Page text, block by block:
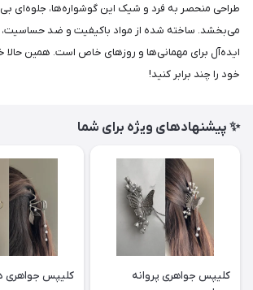
طراحی منحصر به فرد و شیک این گوشواره‌ها، جلوه‌ای
می‌بخشد. ساخته شده از مواد باکیفیت و ضد حساسیت،
ایده‌آل برای مهمانی‌ها و روزهای خاص است. همین حالا
خود را چند برابر کنید!
✨ پیشنهادهای ویژه برای شما
کلیپس جواهری پروانه
کلیپس جواهری